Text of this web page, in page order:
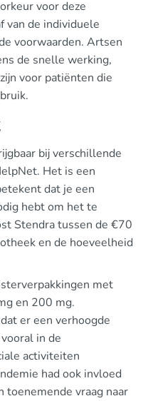
voor deze
van de individuele
voorwaarden. Artsen
de snelle werking,
voor patiënten die
bij verschillende
Het is een
dat je een
hebt om het te
Stendra tussen de €70
en de hoeveelheid
met
en 200 mg.
er een verhoogde
in de
activiteiten
had ook invloed
toenemende vraag naar